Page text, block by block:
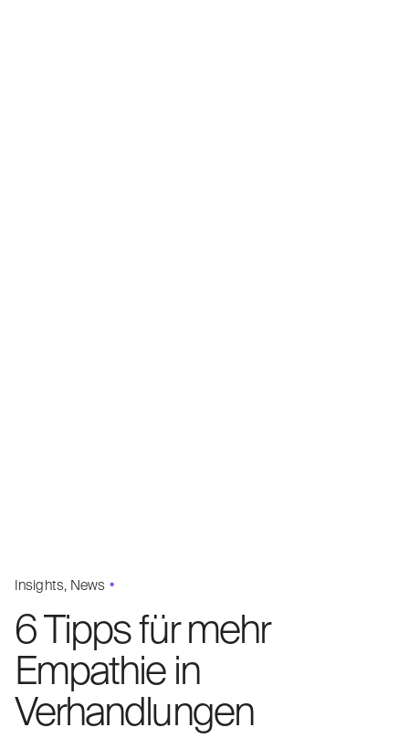
Insights News
6 Tipps für mehr
Empathie in
Verhandlungen